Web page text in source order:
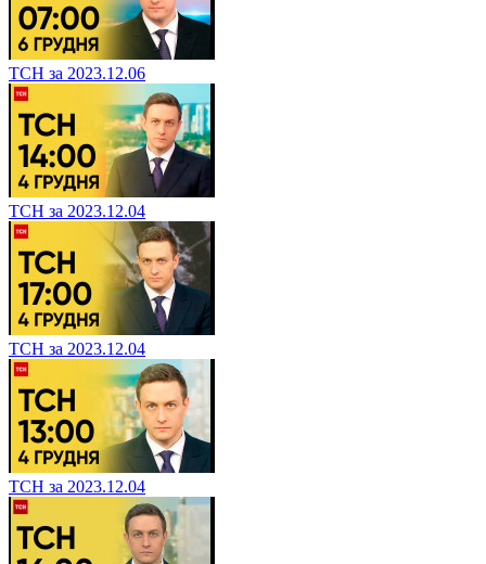
ТСН за 2023.12.06
ТСН за 2023.12.04
ТСН за 2023.12.04
ТСН за 2023.12.04